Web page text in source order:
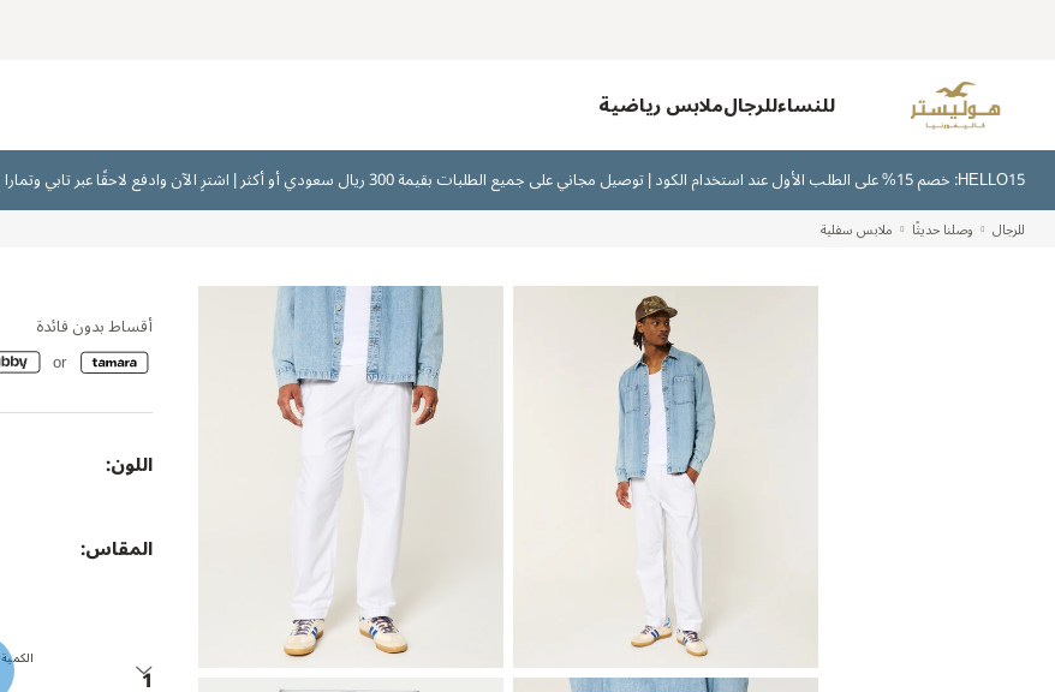
للنساءللرجالملابس رياضية
HELLO15: خصم 15% على الطلب الأول عند استخدام الكود | توصيل مجاني على جميع الطلبات بقيمة 300 ريال سعودي أو أكثر | اشترِ الآن وادفع لاحقًا عبر تابي وتمارا
للرجال وصلنا حديثًا ملابس سفلية
أقساط بدون فائدة
اللون:
المقاس:
الكمية